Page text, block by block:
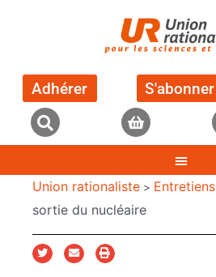
Adhérer S'abonner
Union rationaliste > Entretiens
sortie du nucléaire